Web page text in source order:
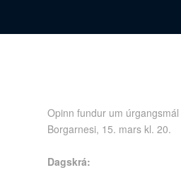
Opinn fundur um
Borgarnesi, 15. mars kl. 20.
Dagskrá: